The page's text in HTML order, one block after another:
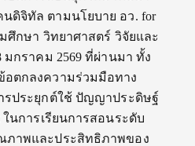
ดิจิทัล ตามนโยบาย อว. for
ศึกษา วิทยาศาสตร์ วิจัยและ
กราคม 2569 ที่ผ่านมา ทั้ง
อตกลงความร่วมมือทาง
รประยุกต์ใช้ ปัญญาประดิษฐ์
ในการเรียนการสอนระดับ
ภาพและประสิทธิภาพของ